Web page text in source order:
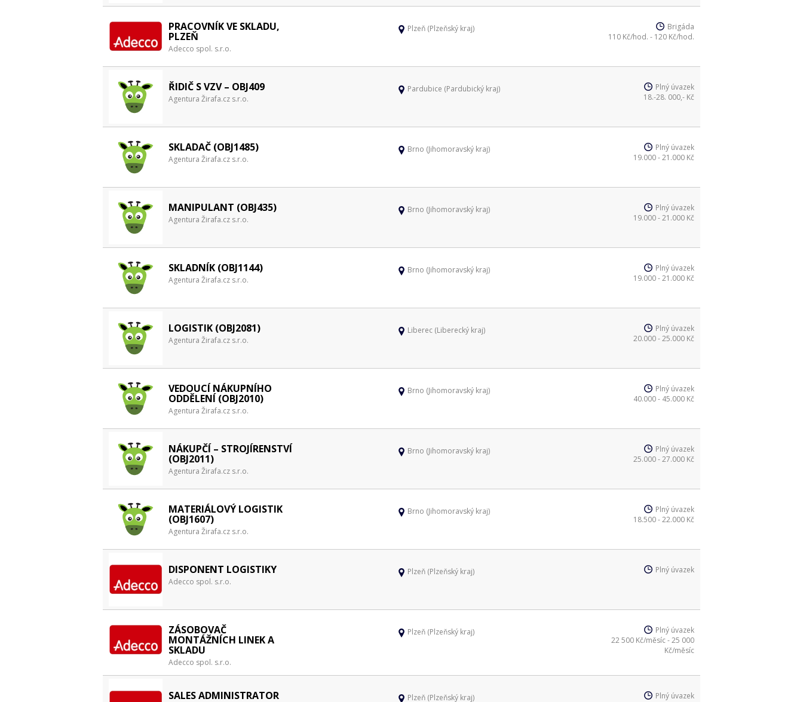
PRACOVNÍK VE SKLADU,
PLZEŇ
Adecco spol. s.r.o.
Plzeň (Plzeňský kraj)
Brigáda
110 Kč/hod. - 120 Kč/hod.
ŘIDIČ S VZV – OBJ409
Agentura Žirafa.cz s.r.o.
Pardubice (Pardubický kraj)
Plný úvazek
18.-28. 000,- Kč
SKLADAČ (OBJ1485)
Agentura Žirafa.cz s.r.o.
Brno (Jihomoravský kraj)
Plný úvazek
19.000 - 21.000 Kč
MANIPULANT (OBJ435)
Agentura Žirafa.cz s.r.o.
Brno (Jihomoravský kraj)
Plný úvazek
19.000 - 21.000 Kč
SKLADNÍK (OBJ1144)
Agentura Žirafa.cz s.r.o.
Brno (Jihomoravský kraj)
Plný úvazek
19.000 - 21.000 Kč
LOGISTIK (OBJ2081)
Agentura Žirafa.cz s.r.o.
Liberec (Liberecký kraj)
Plný úvazek
20.000 - 25.000 Kč
VEDOUCÍ NÁKUPNÍHO
ODDĚLENÍ (OBJ2010)
Agentura Žirafa.cz s.r.o.
Brno (Jihomoravský kraj)
Plný úvazek
40.000 - 45.000 Kč
NÁKUPČÍ – STROJÍRENSTVÍ
(OBJ2011)
Agentura Žirafa.cz s.r.o.
Brno (Jihomoravský kraj)
Plný úvazek
25.000 - 27.000 Kč
MATERIÁLOVÝ LOGISTIK
(OBJ1607)
Agentura Žirafa.cz s.r.o.
Brno (Jihomoravský kraj)
Plný úvazek
18.500 - 22.000 Kč
DISPONENT LOGISTIKY
Adecco spol. s.r.o.
Plzeň (Plzeňský kraj) Plný úvazek
ZÁSOBOVAČ
MONTÁŽNÍCH LINEK A
SKLADU
Adecco spol. s.r.o.
Plzeň (Plzeňský kraj)
Plný úvazek
22 500 Kč/měsíc - 25 000
Kč/měsíc
SALES ADMINISTRATOR Plzeň (Plzeňský kraj) Plný úvazek